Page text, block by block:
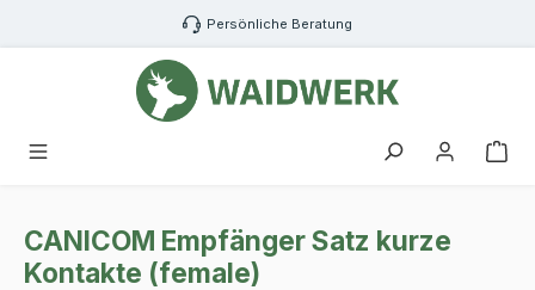
Zum Hauptinhalt springen Persönliche Beratung
CANICOM Empfänger Satz kurze
Kontakte (female)